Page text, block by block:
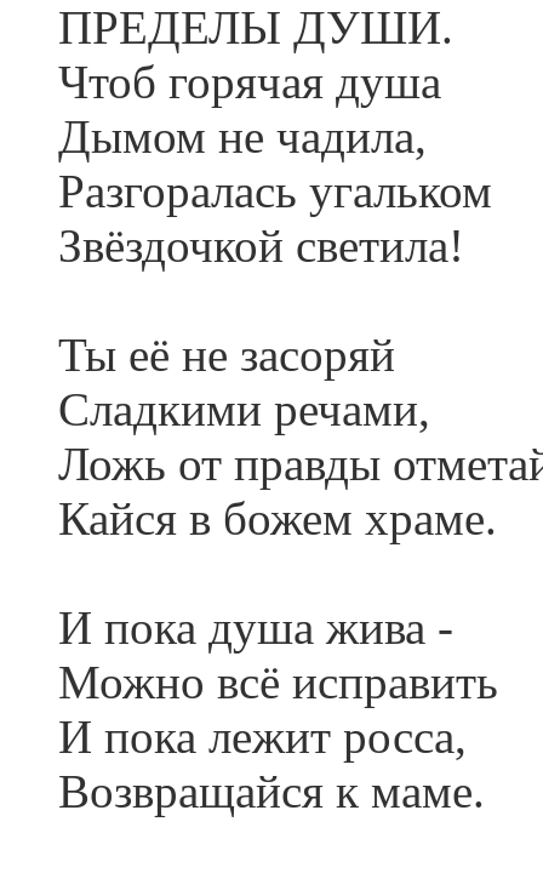
ПРЕДЕЛЫ ДУШИ.
Чтоб горячая душа
Дымом не чадила,
Разгоралась угальком
Звёздочкой светила!
Ты её не засоряй
Сладкими речами,
Ложь от правды
Кайся в божем храме.
И пока душа жива -
Можно всё исправить
И пока лежит росса,
Возвращайся к маме.